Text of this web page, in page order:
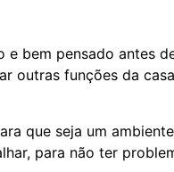
bem pensado antes
outras funções da
que seja um
para não ter